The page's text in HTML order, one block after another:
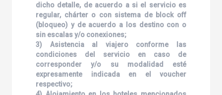
dicho detalle, de acuerdo a si el servicio es
regular, chárter o con sistema de block off
(bloqueo) y de acuerdo a los destino con o
sin escalas y/o conexiones;
3) Asistencia al viajero conforme las
condiciones del servicio en caso de
corresponder y/o su modalidad esté
expresamente indicada en el voucher
respectivo;